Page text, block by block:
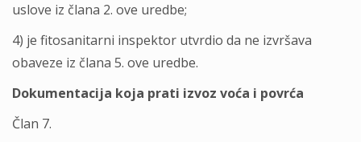
uslove iz člana 2. ove uredbe;
4) je fitosanitarni inspektor utvrdio da ne izvršava
obaveze iz člana 5. ove uredbe.
Dokumentacija koja prati izvoz voća i povrća
Član 7.